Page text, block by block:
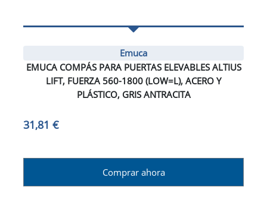
Emuca
EMUCA COMPÁS PARA PUERTAS ELEVABLES ALTIUS
LIFT, FUERZA 560-1800 (LOW=L), ACERO Y
PLÁSTICO, GRIS ANTRACITA
31,81 €
Comprar ahora